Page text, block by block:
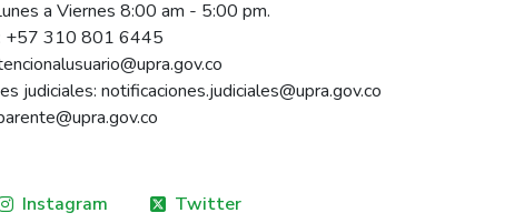
a Viernes 8:00 am - 5:00 pm.
+57 310 801 6445
judiciales: notificaciones.judiciales@upra.gov.co
Instagram Twitter